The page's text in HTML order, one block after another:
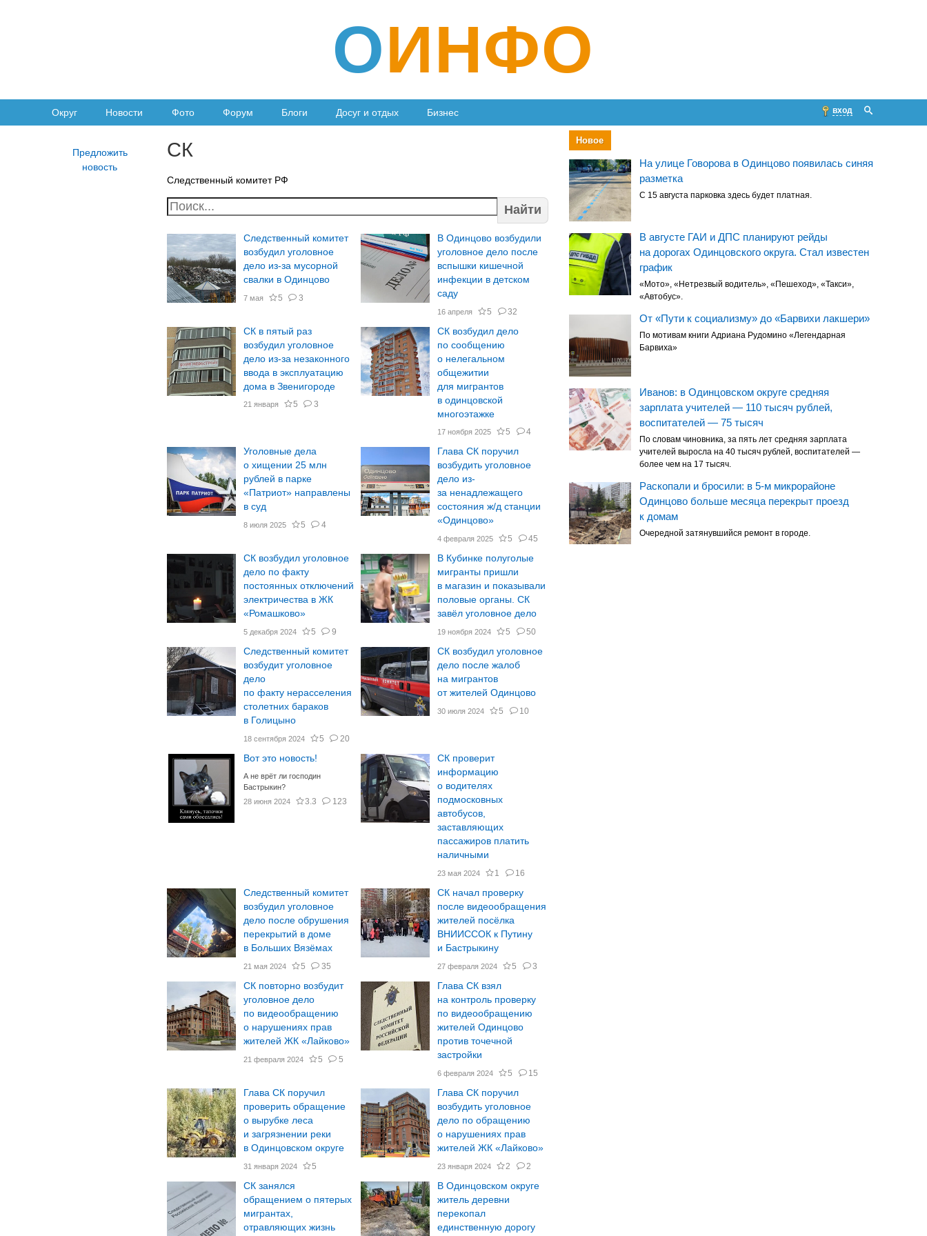
ОИНФО
Округ Новости Фото Форум Блоги Досуг и отдых Бизнес вход
СК
Следственный комитет РФ
Найти
Следственный комитет
возбудил уголовное
дело из-за мусорной
свалки в Одинцово
7 мая 5 3
В Одинцово возбудили
уголовное дело после
вспышки кишечной
инфекции в детском
саду
16 апреля 5 32
СК в пятый раз
возбудил уголовное
дело из-за незаконного
ввода в эксплуатацию
дома в Звенигороде
21 января 5 3
СК возбудил дело
по сообщению
о нелегальном
общежитии
для мигрантов
в одинцовской
многоэтажке
17 ноября 2025 5 4
Уголовные дела
о хищении 25 млн
рублей в парке
«Патриот» направлены
в суд
8 июля 2025 5 4
Глава СК поручил
возбудить уголовное
дело из-
за ненадлежащего
состояния ж/д станции
«Одинцово»
4 февраля 2025 5 45
СК возбудил уголовное
дело по факту
постоянных отключений
электричества в ЖК
«Ромашково»
5 декабря 2024 5 9
В Кубинке полуголые
мигранты пришли
в магазин и показывали
половые органы. СК
завёл уголовное дело
19 ноября 2024 5 50
Следственный комитет
возбудит уголовное
дело
по факту нерасселения
столетних бараков
в Голицыно
18 сентября 2024 5 20
СК возбудил уголовное
дело после жалоб
на мигрантов
от жителей Одинцово
30 июля 2024 5 10
Вот это новость!
А не врёт ли господин
Бастрыкин?
28 июня 2024
3.3 123
СК проверит
информацию
о водителях
подмосковных
автобусов,
заставляющих
пассажиров платить
наличными
23 мая 2024 1 16
Следственный комитет
возбудил уголовное
дело после обрушения
перекрытий в доме
в Больших Вязёмах
21 мая 2024 5 35
СК начал проверку
после видеообращения
жителей посёлка
ВНИИССОК к Путину
и Бастрыкину
27 февраля 2024 5 3
СК повторно возбудит
уголовное дело
по видеообращению
о нарушениях прав
жителей ЖК «Лайково»
21 февраля 2024 5 5
Глава СК взял
на контроль проверку
по видеообращению
жителей Одинцово
против точечной
застройки
6 февраля 2024 5 15
Глава СК поручил
проверить обращение
о вырубке леса
и загрязнении реки
в Одинцовском округе
31 января 2024 5
Глава СК поручил
возбудить уголовное
дело по обращению
о нарушениях прав
жителей ЖК «Лайково»
23 января 2024 2 2
СК занялся
обращением о пятерых
мигрантах,
отравляющих жизнь
В Одинцовском округе
житель деревни
перекопал
единственную дорогу
Новое
На улице Говорова в Одинцово появилась синяя
разметка
С 15 августа парковка здесь будет платная.
В августе ГАИ и ДПС планируют рейды
на дорогах Одинцовского округа. Стал известен
график
«Мото», «Нетрезвый водитель», «Пешеход», «Такси»,
«Автобус».
От «Пути к социализму» до «Барвихи лакшери»
По мотивам книги Адриана Рудомино «Легендарная
Барвиха»
Иванов: в Одинцовском округе средняя
зарплата учителей — 110 тысяч рублей,
воспитателей — 75 тысяч
По словам чиновника, за пять лет средняя зарплата
учителей выросла на 40 тысяч рублей, воспитателей —
более чем на 17 тысяч.
Раскопали и бросили: в 5-м микрорайоне
Одинцово больше месяца перекрыт проезд
к домам
Очередной затянувшийся ремонт в городе.